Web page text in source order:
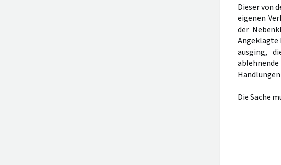
Dieser von
eigenen
der
Angeklagte
ausging,
Die Sache